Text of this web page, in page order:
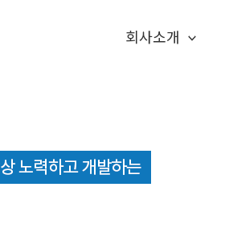
회사소개